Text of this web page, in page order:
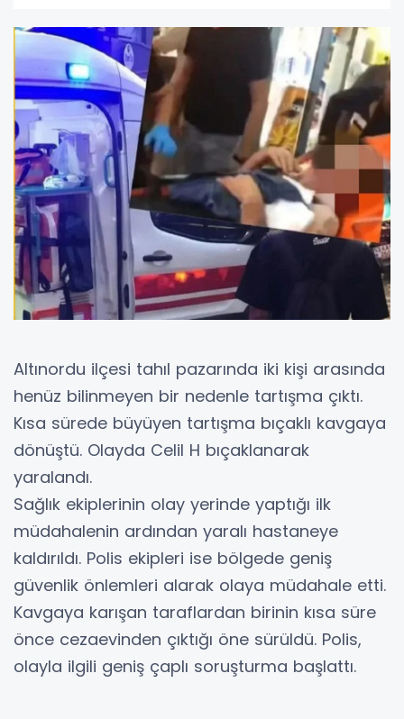
Altınordu ilçesi tahıl pazarında iki kişi arasında
henüz bilinmeyen bir nedenle tartışma çıktı.
Kısa sürede büyüyen tartışma bıçaklı kavgaya
dönüştü. Olayda Celil H bıçaklanarak
yaralandı.
Sağlık ekiplerinin olay yerinde yaptığı ilk
müdahalenin ardından yaralı hastaneye
kaldırıldı. Polis ekipleri ise bölgede geniş
güvenlik önlemleri alarak olaya müdahale etti.
Kavgaya karışan taraflardan birinin kısa süre
önce cezaevinden çıktığı öne sürüldü. Polis,
olayla ilgili geniş çaplı soruşturma başlattı.